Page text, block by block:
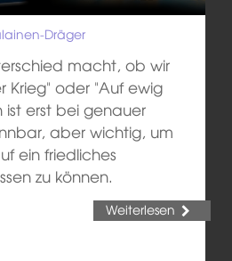
Dräger
macht, ob wir
Krieg" oder "Auf ewig
ist erst bei genauer
aber wichtig, um
ein friedliches
zu können.
Weiterlesen